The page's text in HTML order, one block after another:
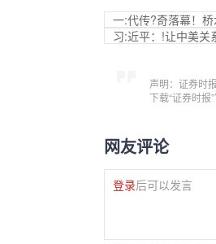
一:代传?奇落幕！
习:近平：!让中美关
声明：证券时
下载“证券时
网友评论
登录后可以发言